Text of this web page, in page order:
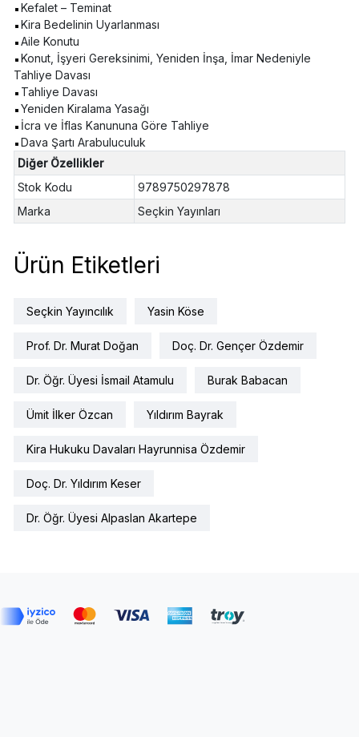
Kefalet – Teminat
Kira Bedelinin Uyarlanması
Aile Konutu
Konut, İşyeri Gereksinimi, Yeniden İnşa, İmar Nedeniyle
Tahliye Davası
Tahliye Davası
Yeniden Kiralama Yasağı
İcra ve İflas Kanununa Göre Tahliye
Dava Şartı Arabuluculuk
Diğer Özellikler
Stok Kodu
9789750297878
Marka
Seçkin Yayınları
Ürün Etiketleri
Seçkin Yayıncılık Yasin Köse
Prof. Dr. Murat Doğan Doç. Dr. Gençer Özdemir
Dr. Öğr. Üyesi İsmail Atamulu Burak Babacan
Ümit İlker Özcan Yıldırım Bayrak
Kira Hukuku Davaları Hayrunnisa Özdemir
Doç. Dr. Yıldırım Keser
Dr. Öğr. Üyesi Alpaslan Akartepe